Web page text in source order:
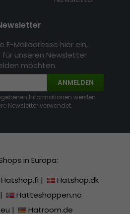
E-Mailadresse hier ein,
für unseren Newsletter
möchten.
ANMELDEN
Informationen werden
Newsletter verwendet.
in Europa:
Hatshop.fi |
Hatshop.dk
Hatteshoppen.no
|
Hatroom.de